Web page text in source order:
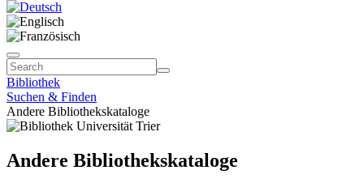
Bibliothek
Suchen & Finden
Andere Bibliothekskataloge
Andere Bibliothekskataloge